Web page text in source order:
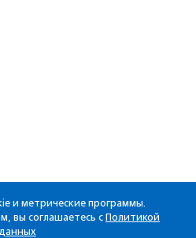
и метрические программы.
вы соглашаетесь с Политикой